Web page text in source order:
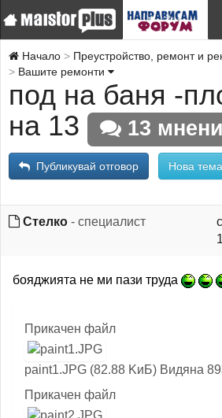
Начало
Преустройство, ремонт и
Вашите ремонти
под на баня -
на 13
13
Публикувай отговор Нова тема
Стелко - специалист
бояджията не ми пази труда
Прикачен файл
paint1.JPG (82.88 KиБ) Видяна
Прикачен файл